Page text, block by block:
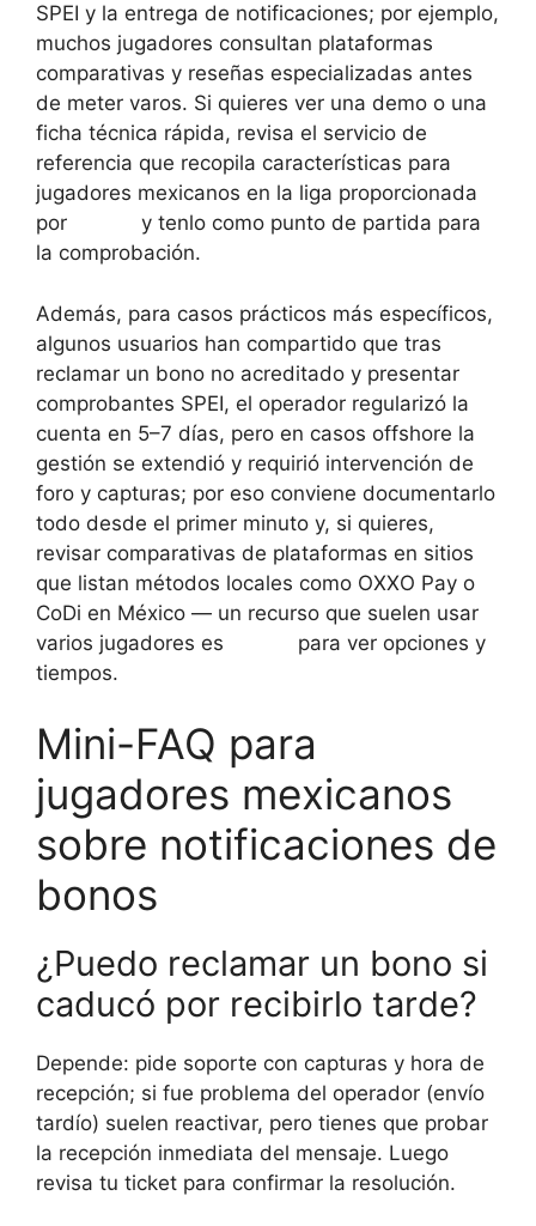
SPEI y la entrega de notificaciones; por ejemplo,
muchos jugadores consultan plataformas
comparativas y reseñas especializadas antes
de meter varos. Si quieres ver una demo o una
ficha técnica rápida, revisa el servicio de
referencia que recopila características para
jugadores mexicanos en la liga proporcionada
por
y tenlo como punto de partida para
la comprobación.
Además, para casos prácticos más específicos,
algunos usuarios han compartido que tras
reclamar un bono no acreditado y presentar
comprobantes SPEI, el operador regularizó la
cuenta en 5–7 días, pero en casos offshore la
gestión se extendió y requirió intervención de
foro y capturas; por eso conviene documentarlo
todo desde el primer minuto y, si quieres,
revisar comparativas de plataformas en sitios
que listan métodos locales como OXXO Pay o
CoDi en México — un recurso que suelen usar
varios jugadores es
para ver opciones y
tiempos.
Mini-FAQ para
jugadores mexicanos
sobre notificaciones de
bonos
¿Puedo reclamar un bono si
caducó por recibirlo tarde?
Depende: pide soporte con capturas y hora de
recepción; si fue problema del operador (envío
tardío) suelen reactivar, pero tienes que probar
la recepción inmediata del mensaje. Luego
revisa tu ticket para confirmar la resolución.